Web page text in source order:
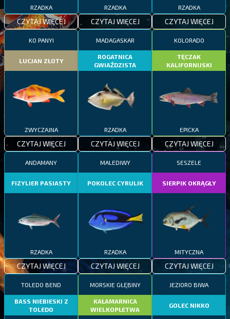
RZADKA
CZYTAJ WIĘCEJ
RZADKA
CZYTAJ WIĘCEJ
RZADKA
CZYTAJ WIĘCEJ
KO PANYI
LUCJAN ZŁOTY
ZWYCZAJNA
CZYTAJ WIĘCEJ
MADAGASKAR
ROGATNICA
GWIAŹDZISTA
RZADKA
CZYTAJ WIĘCEJ
KOLORADO
TĘCZAK
KALIFORNIJSKI
EPICKA
CZYTAJ WIĘCEJ
ANDAMANY
FIZYLIER PASIASTY
RZADKA
CZYTAJ WIĘCEJ
MALEDIWY
POKOLEC CYRULIK
RZADKA
CZYTAJ WIĘCEJ
SESZELE
SIERPIK OKRĄGŁY
MITYCZNA
CZYTAJ WIĘCEJ
TOLEDO BEND
BASS NIEBIESKI Z
TOLEDO
MORSKIE GŁĘBINY
KAŁAMARNICA
WIELKOPŁETWA
JEZIORO BIWA
GOLEC NIKKO